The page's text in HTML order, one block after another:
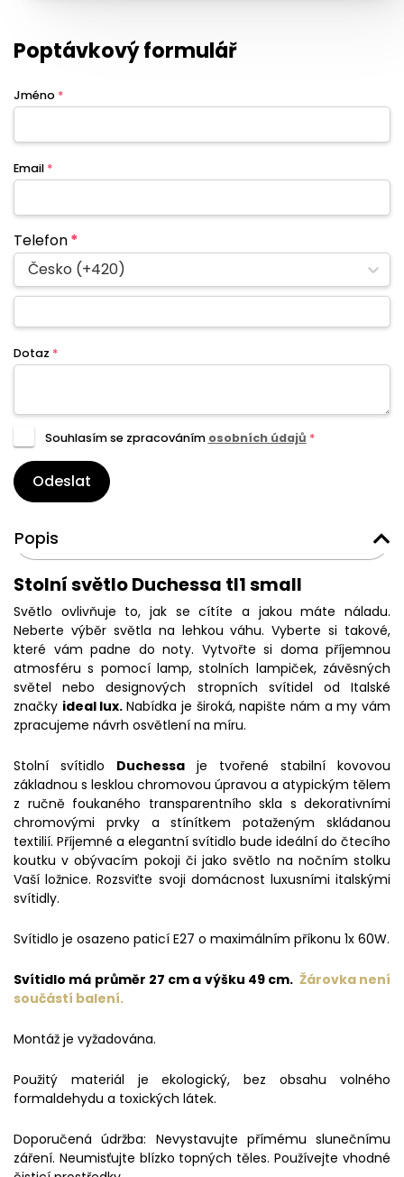
Poptávkový formulář
Jméno *
Email *
Telefon*
Česko (+420)
Dotaz *
Souhlasím se zpracováním osobních údajů *
Odeslat
Popis
Stolní světlo Duchessa tl1 small
Světlo ovlivňuje to, jak se cítíte a jakou máte náladu.
Neberte výběr světla na lehkou váhu. Vyberte si takové,
které vám padne do noty. Vytvořte si doma příjemnou
atmosféru s pomocí lamp, stolních lampiček, závěsných
světel nebo designových stropních svítidel od Italské
značky ideal lux.Nabídka je široká, napište nám a my vám
zpracujeme návrh osvětlení na míru.
Stolní svítidlo Duchessa je tvořené stabilní kovovou
základnou s lesklou chromovou úpravou a atypickým tělem
z ručně foukaného transparentního skla s dekorativními
chromovými prvky a stínítkem potaženým skládanou
textilií. Příjemné a elegantní svítidlo bude ideální do čtecího
koutku v obývacím pokoji či jako světlo na nočním stolku
Vaší ložnice. Rozsviťte svoji domácnost luxusními italskými
svítidly.
Svítidlo je osazeno paticí E27 o maximálním příkonu 1x 60W.
Svítidlo má průměr 27 cm a výšku 49 cm. Žárovka není
součástí balení.
Montáž je vyžadována.
Použitý materiál je ekologický, bez obsahu volného
formaldehydu a toxických látek.
Doporučená údržba: Nevystavujte přímému slunečnímu
záření. Neumisťujte blízko topných těles. Používejte vhodné